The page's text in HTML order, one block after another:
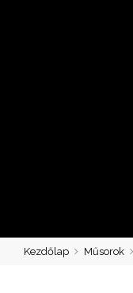
Kezdőlap Műsorok